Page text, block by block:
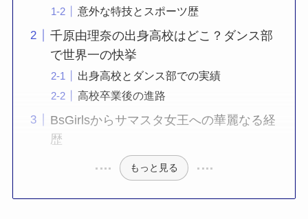
意外な特技とスポーツ歴
千原由理奈の出身高校はどこ？ダンス部
で世界一の快挙
出身高校とダンス部での実績
高校卒業後の進路
BsGirlsからサマスタ女王への華麗なる経
歴
もっと見る